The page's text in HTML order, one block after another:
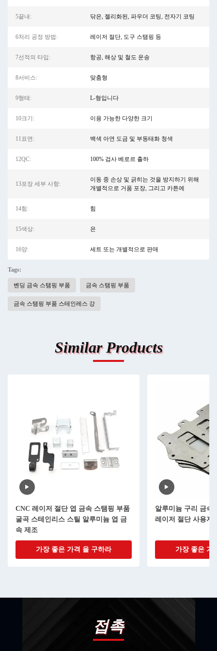
5끝내: 닦은, 젤리화된, 파우더 코팅, 전자기 코팅
6처리 공정 방법: 레이저 절단, 도구 스탬핑 등
7선적의 타입: 항공, 해상 및 철도 운송
8서비스: 맞춤형
9형태: L-형입니다
10크기: 이용 가능한 다양한 크기
11표면: 백색 아연 도금 및 부동태화 청색
12QC: 100% 검사 베로르 출하
13포장 세부 사항:
이동 중 손상 및 긁히는 것을 방지하기 위해
개별적으로 거품 포장, 그리고 카튼에
14힘: 힘
15색상: 은
16양: 세트 또는 개별적으로 판매
Tags:
벤딩 금속 스탬핑 부품 금속 스탬핑 부품
금속 스탬핑 부품 스테인레스 강
Similar Products
CNC 레이저 절단 엽 금속 스탬핑 부품
굴곡 스테인리스 스틸 알루미늄 엽 금
속 제조
가장 좋은 가격 을 구하라
알루미늄 구리 금속
레이저 절단 사용자
가장 좋은 가
접촉